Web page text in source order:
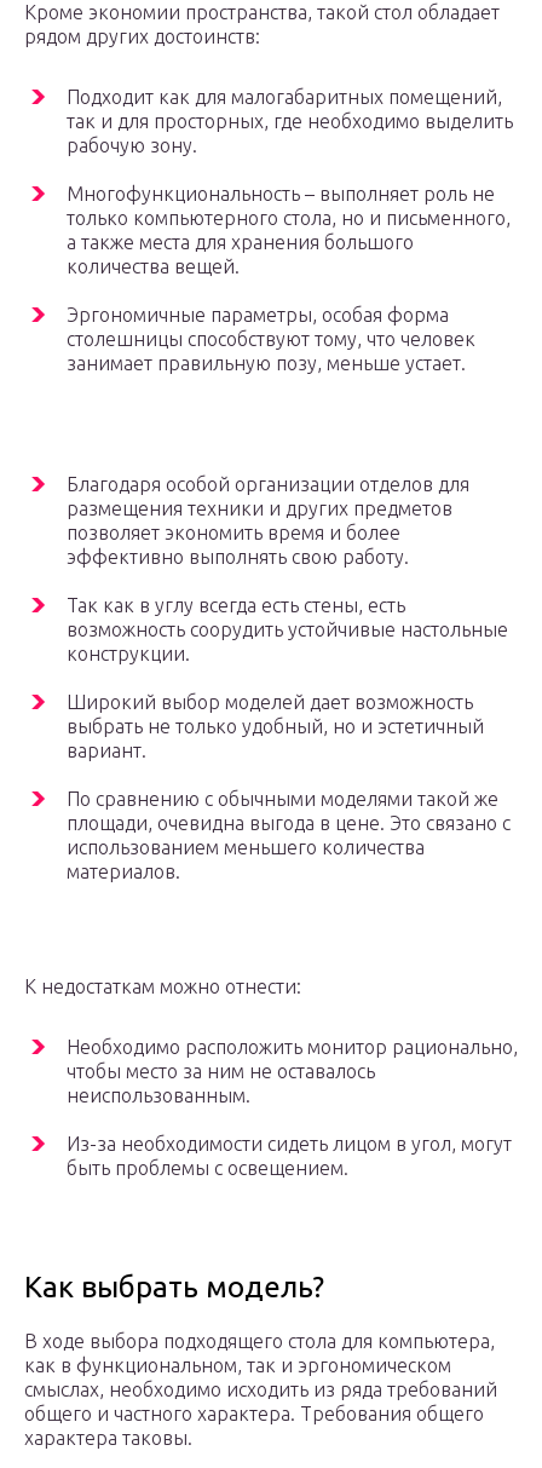
Кроме экономии пространства, такой стол обладает
рядом других достоинств:
Подходит как для малогабаритных помещений,
так и для просторных, где необходимо выделить
рабочую зону.
Многофункциональность – выполняет роль не
только компьютерного стола, но и письменного,
а также места для хранения большого
количества вещей.
Эргономичные параметры, особая форма
столешницы способствуют тому, что человек
занимает правильную позу, меньше устает.
Благодаря особой организации отделов для
размещения техники и других предметов
позволяет экономить время и более
эффективно выполнять свою работу.
Так как в углу всегда есть стены, есть
возможность соорудить устойчивые настольные
конструкции.
Широкий выбор моделей дает возможность
выбрать не только удобный, но и эстетичный
вариант.
По сравнению с обычными моделями такой же
площади, очевидна выгода в цене. Это связано с
использованием меньшего количества
материалов.
К недостаткам можно отнести:
Необходимо расположить монитор рационально,
чтобы место за ним не оставалось
неиспользованным.
Из-за необходимости сидеть лицом в угол, могут
быть проблемы с освещением.
Как выбрать модель?
В ходе выбора подходящего стола для компьютера,
как в функциональном, так и эргономическом
смыслах, необходимо исходить из ряда требований
общего и частного характера. Требования общего
характера таковы.